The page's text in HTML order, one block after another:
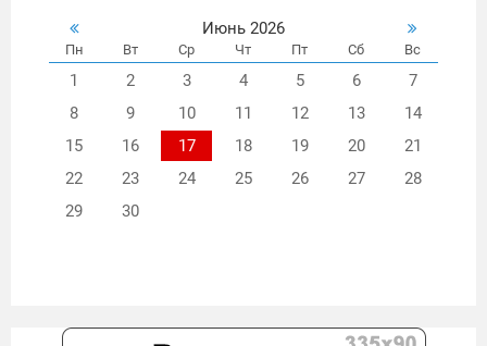
Июнь 2026
Пн Вт Ср Чт Пт Сб Вс
1 2 3 4 5 6
7
8
9 10 11 12 13
14
15
16 17 18 19 20
21
22
23 24 25 26 27
28
29
30